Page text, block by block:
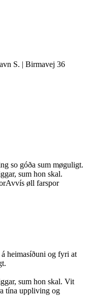
S. | Birmavej 36
so góða sum møguligt.
sum hon skal.
Avvís øll farspor
heimasíðuni og fyri at
sum hon skal. Vit
tína uppliving og